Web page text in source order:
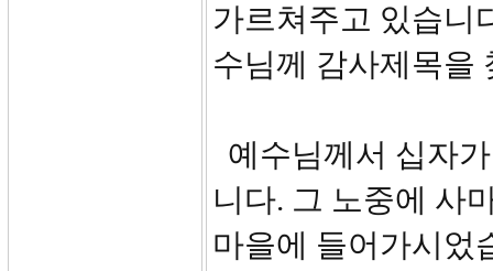
가르쳐주고 있습니
수님께 감사제목을
예수님께서 십자
니다. 그 노중에 사
마을에 들어가시었